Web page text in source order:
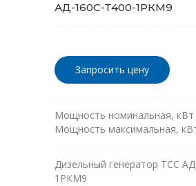
АД-160С-Т400-1РКМ9
Запросить цену
Мощность номинальная, кВт
Мощность максимальная,
Дизельный генератор ТСС
1РКМ9